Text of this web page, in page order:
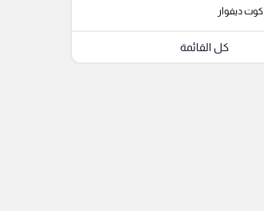
كوت ديفوار
كل القائمة